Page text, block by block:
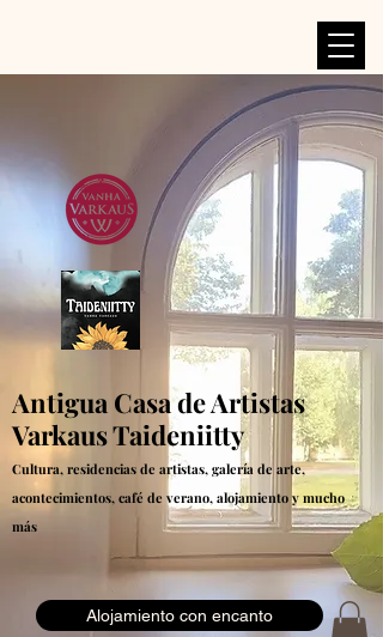
Antigua Casa de Artistas
Varkaus Taideniitty
Cultura, residencias de artistas, galería de arte,
acontecimientos, café de verano, alojamiento y mucho
más
Alojamiento con encanto